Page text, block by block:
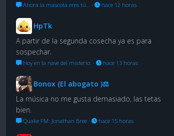
Ahora la mascota eres tú… · hace 12 horas
HpTk
A partir de la segunda cosecha ya es para
sospechar.
Hoy en la nave del misterio: · hace 13 horas
Bonox (El abogato )⚖
La música no me gusta demasiado, las tetas
bien.
Quake FM: Jonathan Bree · hace 15 horas